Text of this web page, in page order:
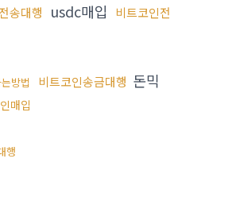
송대행 usdc매입
비트코인전
방법 비트코인송금대행 돈믹
매입
행